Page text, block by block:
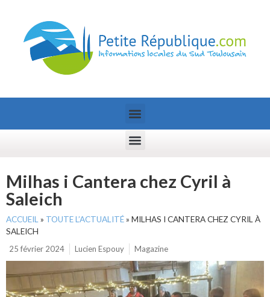
Milhas i Cantera chez Cyril à
Saleich
ACCUEIL » TOUTE L’ACTUALITÉ» MILHAS I CANTERA CHEZ CYRIL À
SALEICH
25 février 2024
Lucien Espouy Magazine